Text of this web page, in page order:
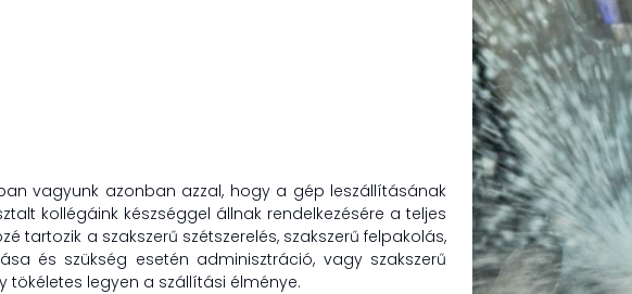
vagyunk azonban azzal, hogy a gép leszállításának
kollégáink készséggel állnak rendelkezésére a teljes
tartozik a szakszerű szétszerelés, szakszerű felpakolás,
és szükség esetén adminisztráció, vagy szakszerű
tökéletes legyen a szállítási élménye.